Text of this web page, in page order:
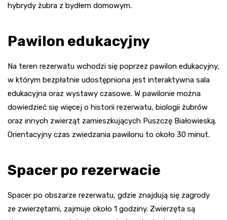
hybrydy żubra z bydłem domowym.
Pawilon edukacyjny
Na teren rezerwatu wchodzi się poprzez pawilon edukacyjny,
w którym bezpłatnie udostępniona jest interaktywna sala
edukacyjna oraz wystawy czasowe. W pawilonie można
dowiedzieć się więcej o historii rezerwatu, biologii żubrów
oraz innych zwierząt zamieszkujących Puszczę Białowieską.
Orientacyjny czas zwiedzania pawilonu to około 30 minut.
Spacer po rezerwacie
Spacer po obszarze rezerwatu, gdzie znajdują się zagrody
ze zwierzętami, zajmuje około 1 godziny. Zwierzęta są